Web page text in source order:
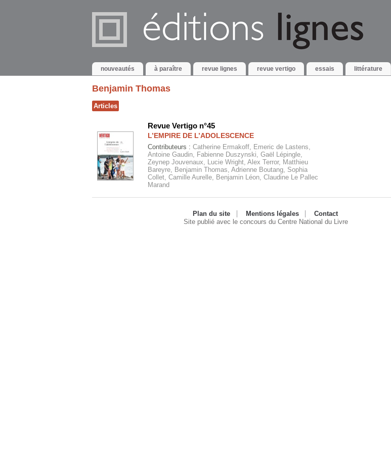
nouveautés à paraître revue lignes revue vertigo essais littérature
Benjamin Thomas
Articles
Revue Vertigo n°45
L’EMPIRE DE L’ADOLESCENCE
Contributeurs : Catherine Ermakoff, Emeric de Lastens,
Antoine Gaudin, Fabienne Duszynski, Gaël Lépingle,
Zeynep Jouvenaux, Lucie Wright, Alex Terror, Matthieu
Bareyre, Benjamin Thomas, Adrienne Boutang, Sophia
Collet, Camille Aurelle, Benjamin Léon, Claudine Le Pallec
Marand
Plan du site Mentions légales
Contact
Site publié avec le concours du Centre National du Livre